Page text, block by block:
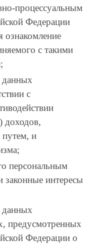
процессуальным
Федерации
ознакомление
с такими
данных
с
доходов,
и
персональным
законные интересы
данных
предусмотренных
Федерации о